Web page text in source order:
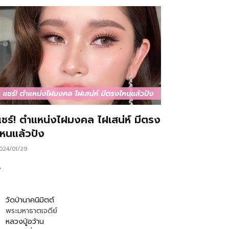
ร์! ตำแหน่งไฝมงคล ไฝเสน่ห์ มีตรง
นแล้วปัง
01/29
วัดป่านาคนิมิตต์
พระมหาธาตเจดีย์
หลวงปู่อว้าน